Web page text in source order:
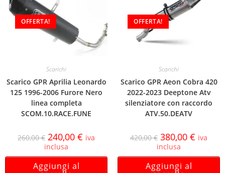
OFFERTA!
Scarichi
Scarico GPR Aprilia Leonardo
125 1996-2006 Furore Nero
linea completa
SCOM.10.RACE.FUNE
260,00€ 240,00 € iva
inclusa
Aggiungi al
OFFERTA!
Scarichi
Scarico GPR Aeon Cobra 420
2022-2023 Deeptone Atv
silenziatore con raccordo
ATV.50.DEATV
420,00€ 380,00 € iva
inclusa
Aggiungi al